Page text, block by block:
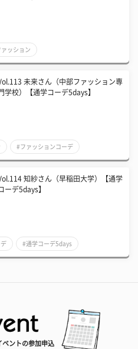
ァッション
未来さん（中部ファッション専
学校）【通学コーデ5days】
#ファッションコーデ
知紗さん（早稲田大学）【通学
ーデ5days】
#通学コーデ5days
ベントの参加申込